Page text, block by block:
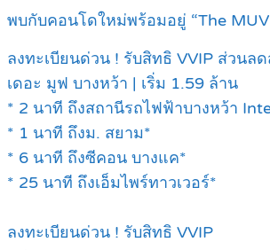
พบกับคอนโดใหม่พร้อมอยู่ “The
ลงทะเบียนด่วน ! รับสิทธิ VVIP ส่วนล
เดอะ มูฟ บางหว้า | เริ่ม 1.59 ล้าน
* 2 นาที ถึงสถานีรถไฟฟ้าบางหว้า
* 1 นาที ถึงม. สยาม*
* 6 นาที ถึงซีคอน บางแค*
* 25 นาที ถึงเอ็มไพร์ทาวเวอร์*
ลงทะเบียนด่วน ! รับสิทธิ VVIP